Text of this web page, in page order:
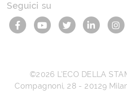
Seguici su
©2026 L’ECO DELLA
Compagnoni, 28 - 20129